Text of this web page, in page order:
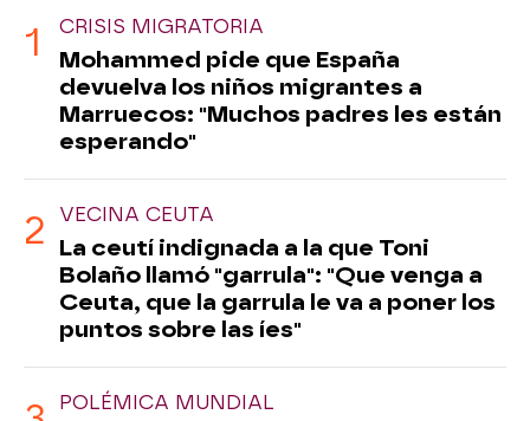
CRISIS MIGRATORIA
Mohammed pide que España
devuelva los niños migrantes a
Marruecos: "Muchos padres les están
esperando"
VECINA CEUTA
La ceutí indignada a la que Toni
Bolaño llamó "garrula": "Que venga a
Ceuta, que la garrula le va a poner los
puntos sobre las íes"
POLÉMICA MUNDIAL